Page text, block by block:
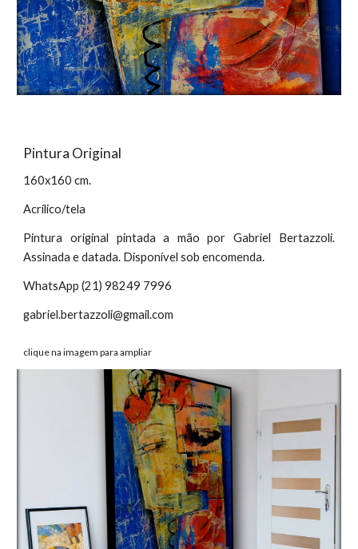
Pintura Original
160x160 cm.
Acrílico/tela
Pintura original pintada a mão por Gabriel Bertazzoli.
Assinada e datada. Disponível sob encomenda.
WhatsApp (21) 98249 7996
gabriel.bertazzoli@gmail.com
clique na imagem para ampliar